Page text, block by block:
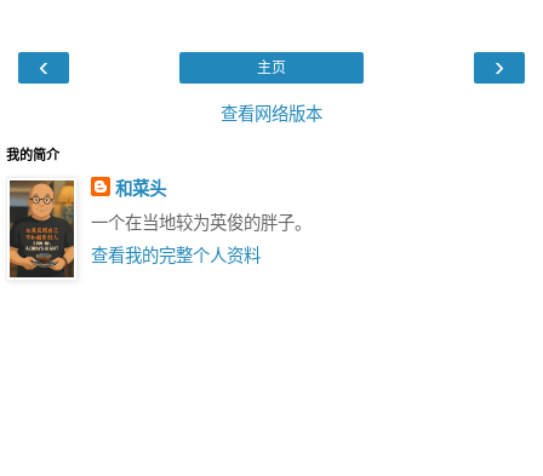
‹ ›
主页
查看网络版本
我的简介
和菜头
一个在当地较为英俊的胖子。
查看我的完整个人资料